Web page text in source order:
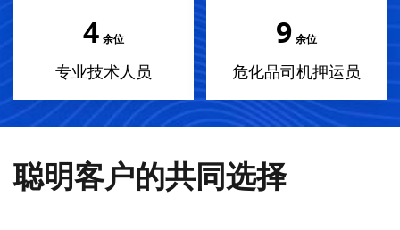
4 余位
专业技术人员
10 余位
危化品司机押运员
聪明客户的共同选择